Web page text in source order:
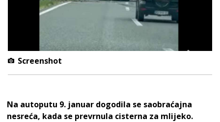
Screenshot
Na autoputu 9. januar dogodila se saobraćajna
nesreća, kada se prevrnula cisterna za mlijeko.